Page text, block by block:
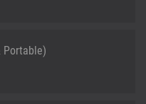
Portable)